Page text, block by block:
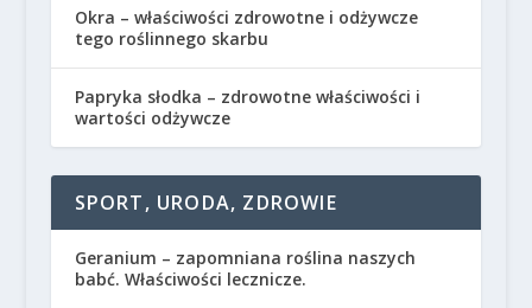
Okra – właściwości zdrowotne i odżywcze
tego roślinnego skarbu
Papryka słodka – zdrowotne właściwości i
wartości odżywcze
SPORT, URODA, ZDROWIE
Geranium – zapomniana roślina naszych
babć. Właściwości lecznicze.